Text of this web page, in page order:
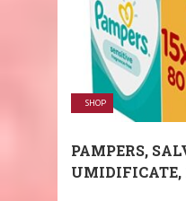
SHOP
PAMPERS,
UMIDIFICATE,